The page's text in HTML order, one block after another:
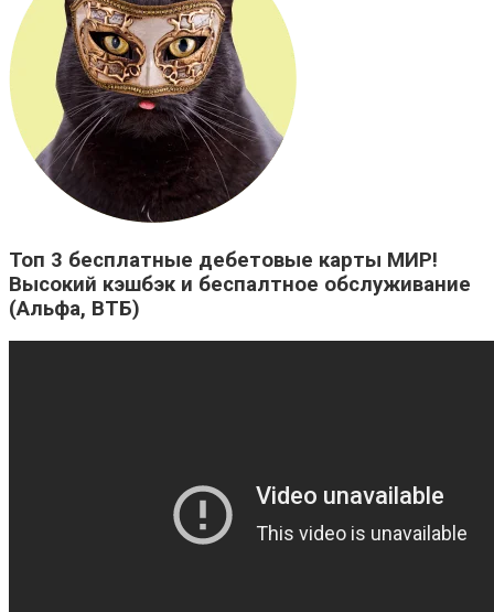
Топ 3 бесплатные дебетовые карты МИР!
Высокий кэшбэк и беспалтное обслуживание
(Альфа, ВТБ)